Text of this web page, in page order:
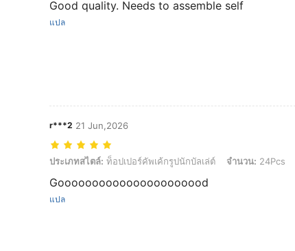
Good quality. Needs to assemble self
แปล
r***2 21 Jun,2026
ประเภทสไตล์: ท็อปเปอร์คัพเค้กรูปนักบัลเล่ต์, จำนวน: 24Pcs
ประเภทสไตล์: ท็อปเปอร์คัพเค้กรูปนักบัลเล่ต์ จำนวน: 24Pcs
Goooooooooooooooooooood
แปล